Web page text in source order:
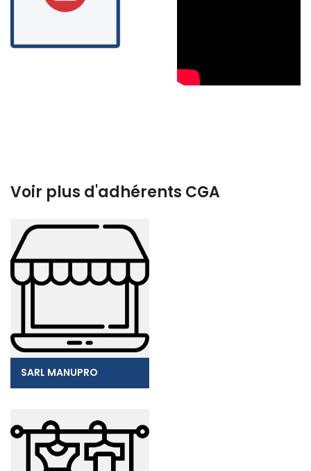
Voir plus d'adhérents CGA
SARL MANUPRO